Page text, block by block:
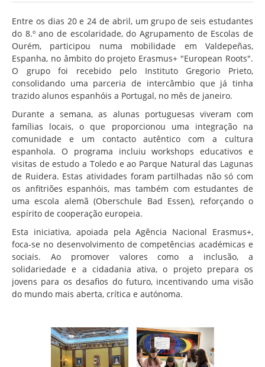
Entre os dias 20 e 24 de abril, um grupo de seis estudantes
do 8.º ano de escolaridade, do Agrupamento de Escolas de
Ourém, participou numa mobilidade em Valdepeñas,
Espanha, no âmbito do projeto Erasmus+ "European Roots".
O grupo foi recebido pelo Instituto Gregorio Prieto,
consolidando uma parceria de intercâmbio que já tinha
trazido alunos espanhóis a Portugal, no mês de janeiro.
Durante a semana, as alunas portuguesas viveram com
famílias locais, o que proporcionou uma integração na
comunidade e um contacto autêntico com a cultura
espanhola. O programa incluiu workshops educativos e
visitas de estudo a Toledo e ao Parque Natural das Lagunas
de Ruidera. Estas atividades foram partilhadas não só com
os anfitriões espanhóis, mas também com estudantes de
uma escola alemã (Oberschule Bad Essen), reforçando o
espírito de cooperação europeia.
Esta iniciativa, apoiada pela Agência Nacional Erasmus+,
foca-se no desenvolvimento de competências académicas e
sociais. Ao promover valores como a inclusão, a
solidariedade e a cidadania ativa, o projeto prepara os
jovens para os desafios do futuro, incentivando uma visão
do mundo mais aberta, crítica e autónoma.